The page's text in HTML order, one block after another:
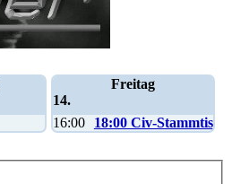
Freitag
14.
16:00
18:00 Civ-Stammtisch